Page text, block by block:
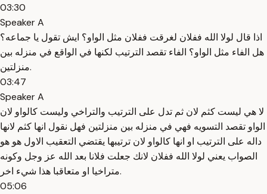
03:30
Speaker A
اذا قال لولا الله ففلان لغرقت ففلان مثل الواو؟ ايش تقول يا جماعه؟
هل الفاء مثل الواو؟ الفاء تقصد الترتيب لكنها في الواقع في منزله بين
منزلتين.
03:47
Speaker A
لا هي ليست كثم لان ثم تدل على الترتيب والتراخي وليست كالواو لان
الواو تقصد التسويه فهي في منزله بين منزلتين فهل نقول انها كثم لانها
داله على الترتيب او انها كالواو لان ترتيبها يقتضي التعقيب الاول هو هو
الصواب يعني لولا الله ففلان لانك جعلت فلانا بعد الله عز وجل وكونه
متراخيا او متعاقبا هذا شيء اخر.
05:06